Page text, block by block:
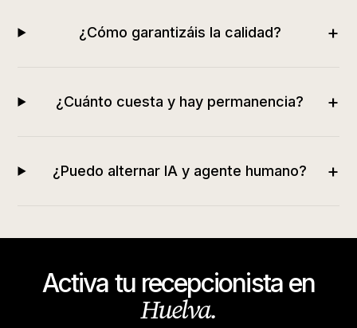
¿Cómo garantizáis la calidad? +
¿Cuánto cuesta y hay permanencia? +
¿Puedo alternar IA y agente humano? +
Activa tu recepcionista en
Huelva.